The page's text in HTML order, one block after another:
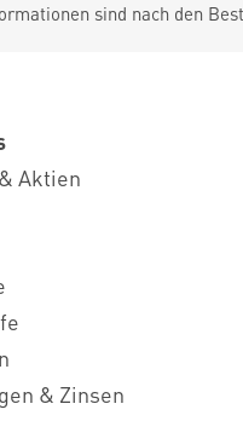
sind nach den
Aktien
& Zinsen